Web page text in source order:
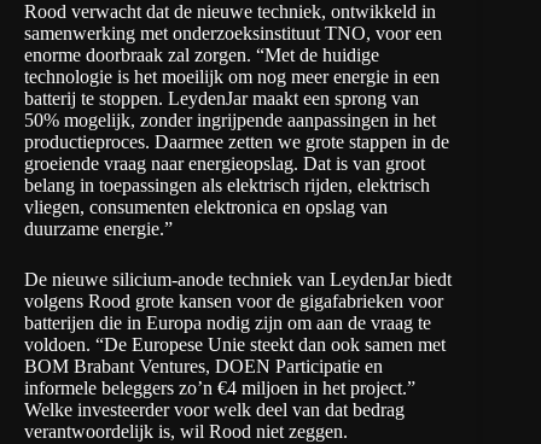
Rood verwacht dat de nieuwe techniek, ontwikkeld in
samenwerking met onderzoeksinstituut TNO, voor een
enorme doorbraak zal zorgen. “Met de huidige
technologie is het moeilijk om nog meer energie in een
batterij te stoppen. LeydenJar maakt een sprong van
50% mogelijk, zonder ingrijpende aanpassingen in het
productieproces. Daarmee zetten we grote stappen in de
groeiende vraag naar energieopslag. Dat is van groot
belang in toepassingen als elektrisch rijden, elektrisch
vliegen, consumenten elektronica en opslag van
duurzame energie.”
De nieuwe silicium-anode techniek van LeydenJar biedt
volgens Rood grote kansen voor de gigafabrieken voor
batterijen die in Europa nodig zijn om aan de vraag te
voldoen. “De Europese Unie steekt dan ook samen met
BOM Brabant Ventures, DOEN Participatie en
informele beleggers zo’n €4 miljoen in het project.”
Welke investeerder voor welk deel van dat bedrag
verantwoordelijk is, wil Rood niet zeggen.